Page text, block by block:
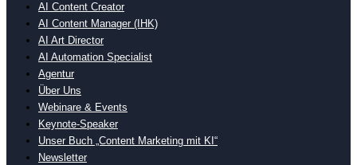
AI Content Creator
AI Content Manager (IHK)
AI Art Director
AI Automation Specialist
Agentur
Über Uns
Webinare & Events
Keynote-Speaker
Unser Buch „Content Marketing mit KI“
Newsletter